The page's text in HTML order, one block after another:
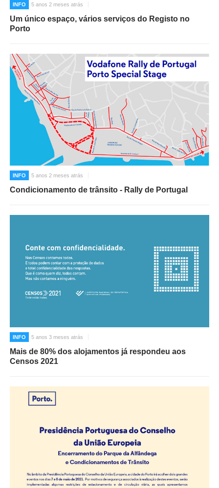
INFO 5 anos 2 meses atrás
Um único espaço, vários serviços do Registo no
Porto
INFO 5 anos 2 meses atrás
Condicionamento de trânsito - Rally de Portugal
INFO 5 anos 3 meses atrás
Mais de 80% dos alojamentos já respondeu aos
Censos 2021